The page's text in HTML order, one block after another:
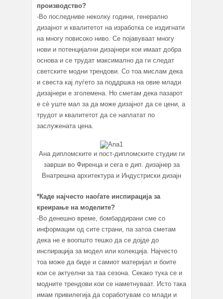
производство?
-Во последниве неколку години, генерално
дизајнот и квалитетот на изработка се издигнати
на многу повисоко ниво. Се појавуваат многу
нови и потенцијални дизајнери кои имаат добра
основа и се трудат максимално да ги следат
светските модни трендови. Со тоа мислам дека
и свеста кај луѓето за поддршка на овие млади
дизајнери е зголемена. Но сметам дека пазарот
е сè уште мал за да може дизајнот да се цени, а
трудот и квалитетот да се наплатат по
заслужената цена.
Ана дипломските и пост-дипломските студии ги
заврши во Фиренца и сега е дип. дизајнер за
Внатрешна архитектура и Индустриски дизајн
*Каде најчесто наоѓате инспирација за
креирање на моделите?
-Во денешно време, бомбардирани сме со
информации од сите страни, па затоа сметам
дека не е воопшто тешко да се дојде до
инспирација за модел или колекција. Најчесто
тоа може да биде и самиот материјал и боите
кои се актуелни за таа сезона. Секако тука се и
модните трендови кои се наметнуваат. Исто така
имам привилегија да соработувам со млади и